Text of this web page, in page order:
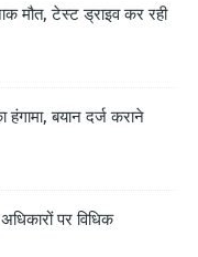
मौत, टेस्ट ड्राइव कर रही
हंगामा, बयान दर्ज कराने
पर विधिक